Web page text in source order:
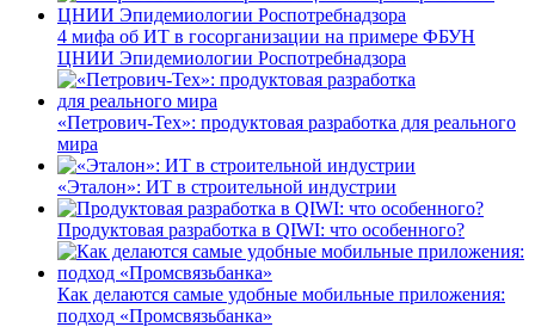
4 мифа об ИТ в госорганизации на примере ФБУН
ЦНИИ Эпидемиологии Роспотребнадзора
«Петрович-Тех»: продуктовая разработка для реального
мира
«Эталон»: ИТ в строительной индустрии
Продуктовая разработка в QIWI: что особенного?
Как делаются самые удобные мобильные приложения:
подход «Промсвязьбанка»